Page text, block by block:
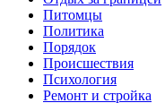
Питомцы
Политика
Порядок
Происшествия
Психология
Ремонт и стройка